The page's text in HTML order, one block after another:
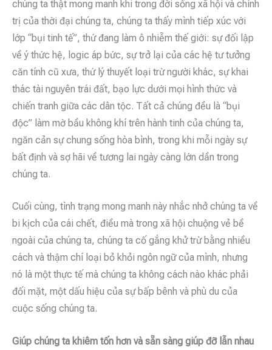
chúng ta thật mong manh khi trong đời sống xã hội và chính
trị của thời đại chúng ta, chúng ta thấy mình tiếp xúc với
lớp “bụi tinh tế”, thứ đang làm ô nhiễm thế giới: sự đối lập
về ý thức hệ, logic áp bức, sự trở lại của các hệ tư tưởng
căn tính cũ xưa, thứ lý thuyết loại trừ người khác, sự khai
thác tài nguyên trái đất, bạo lực dưới mọi hình thức và
chiến tranh giữa các dân tộc. Tất cả chúng đều là “bụi
độc” làm mờ bầu không khí trên hành tinh của chúng ta,
ngăn cản sự chung sống hòa bình, trong khi mỗi ngày sự
bất định và sợ hãi về tương lai ngày càng lớn dần trong
chúng ta.
Cuối cùng, tình trạng mong manh này nhắc nhở chúng ta về
bi kịch của cái chết, điều mà trong xã hội chuộng vẻ bề
ngoài của chúng ta, chúng ta cố gắng khử trừ bằng nhiều
cách và thậm chí loại bỏ khỏi ngôn ngữ của mình, nhưng
nó là một thực tế mà chúng ta không cách nào khác phải
đối mặt, một dấu hiệu của sự bấp bênh và phù du của
cuộc sống chúng ta.
Giúp chúng ta khiêm tốn hơn và sẵn sàng giúp đỡ lẫn nhau